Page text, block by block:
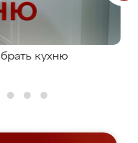
кухню